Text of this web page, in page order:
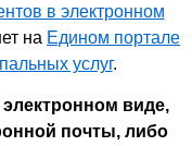
в электронном
на Едином портале
услуг.
виде,
почты, либо